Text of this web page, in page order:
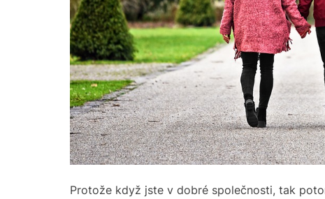
Protože když jste v dobré společnosti, tak